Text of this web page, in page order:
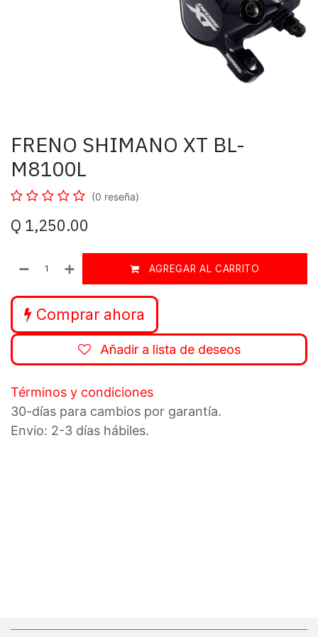
FRENO SHIMANO XT BL-
M8100L
(0 reseña)
Q 1,250.00
AGREGAR AL CARRITO
Comprar ahora
Añadir a lista de deseos
Términos y condiciones
30-días para cambios por garantía.
Envio: 2-3 días hábiles.